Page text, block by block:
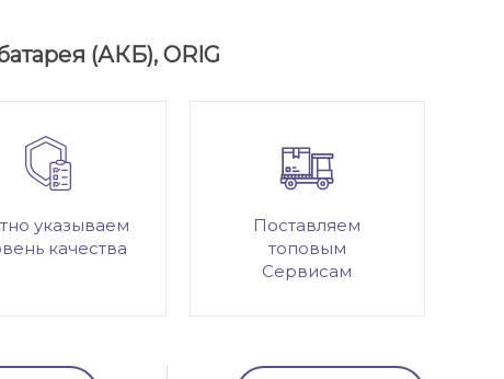
(АКБ), ORIG
указываем
качества
Поставляем
топовым
Сервисам